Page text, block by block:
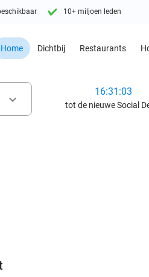
10+ miljoen leden
Home Dichtbij Restaurants
keyboard_arrow_down
16:31:02
tot de nieuwe Social